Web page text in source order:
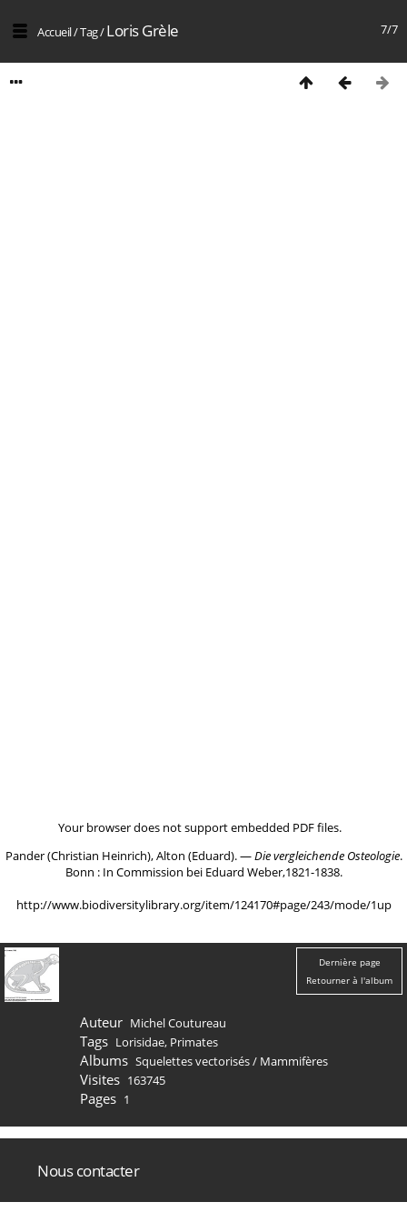
7/7
Accueil/Tag/Loris Grèle
Your browser does not support embedded PDF files.
Pander (Christian Heinrich), Alton (Eduard). ―Die vergleichende Osteologie.
Bonn : In Commission bei Eduard Weber,1821-1838.
http://www.biodiversitylibrary.org/item/124170#page/243/mode/1up
Dernière page
Retourner à l'album
Auteur Michel Coutureau
Tags Lorisidae, Primates
Albums Squelettes vectorisés/ Mammifères
Visites 163745
Pages 1
Nous contacter